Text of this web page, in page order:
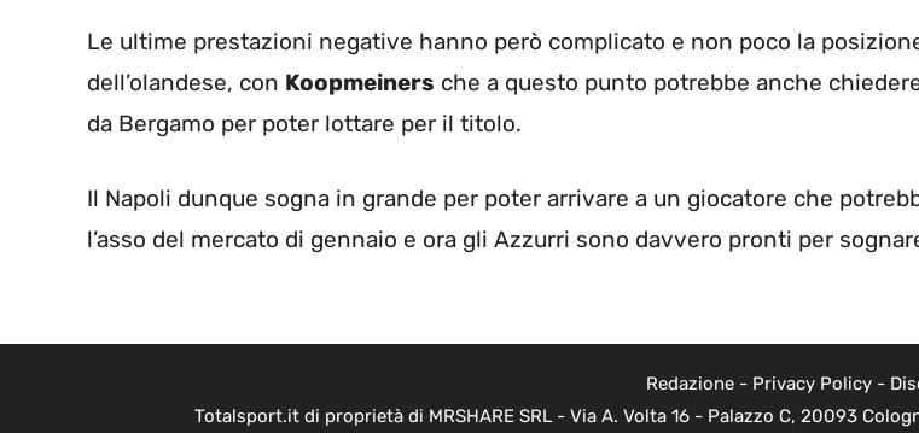
Le ultime prestazioni negative hanno però complicato e non poco la
dell’olandese, con Koopmeiners che a questo punto potrebbe anche
da Bergamo per poter lottare per il titolo.
Il Napoli dunque sogna in grande per poter arrivare a un giocatore che
l’asso del mercato di gennaio e ora gli Azzurri sono davvero pronti per
Redazione- Privacy Policy-
Totalsport.it di proprietà di MRSHARE SRL - Via A. Volta 16 - Palazzo C, 20093